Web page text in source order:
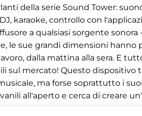
della serie Sound Tower:
karaoke, controllo con
a qualsiasi sorgente sonora
le sue grandi dimensioni
dalla mattina alla sera. E
sul mercato! Questo dispositivo
ma forse soprattutto i
all'aperto e cerca di creare